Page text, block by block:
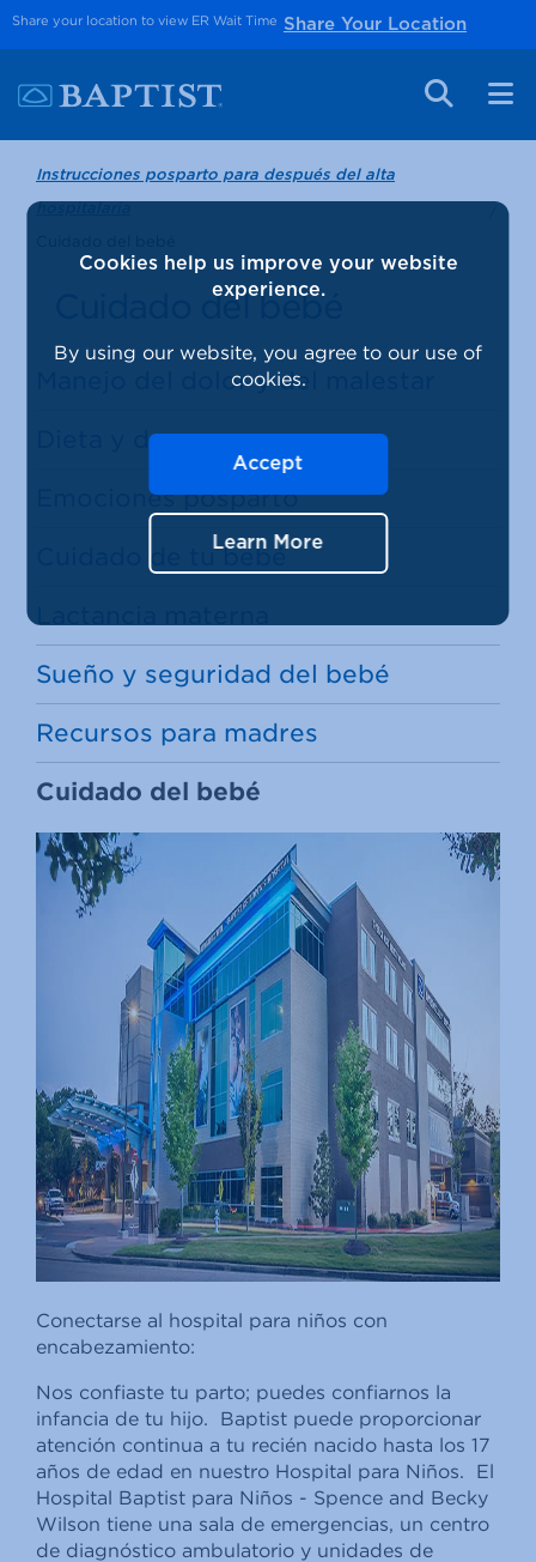
Share your location to view ER Wait Time Share Your Location
Instrucciones posparto para después del alta
Cuidado del bebé
Manejo del dolor y del malestar
Dieta y descanso
Emociones posparto
Cuidado de tu bebé
Sueño y seguridad del bebé
Recursos para madres
Cuidado del bebé
Conectarse al hospital para niños con
encabezamiento:
Nos confiaste tu parto; puedes confiarnos la
infancia de tu hijo. Baptist puede proporcionar
atención continua a tu recién nacido hasta los 17
años de edad en nuestro Hospital para Niños. El
Hospital Baptist para Niños - Spence and Becky
Wilson tiene una sala de emergencias, un centro
de diagnóstico ambulatorio y unidades de
Cookies help us improve your website
experience.
By using our website, you agree to our use of
cookies.
Accept
Learn More